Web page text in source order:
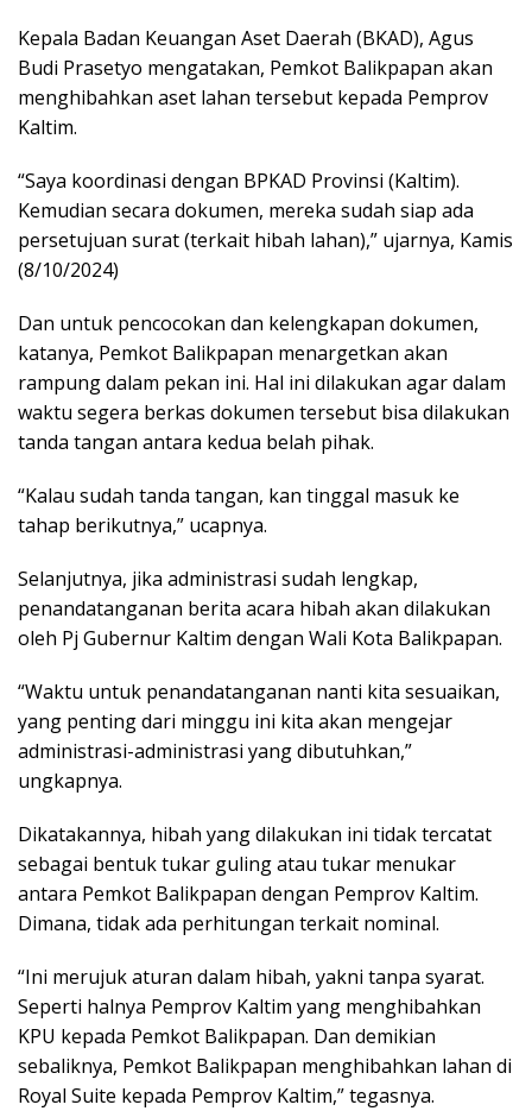
Kepala Badan Keuangan Aset Daerah (BKAD), Agus
Budi Prasetyo mengatakan, Pemkot Balikpapan akan
menghibahkan aset lahan tersebut kepada Pemprov
Kaltim.
“Saya koordinasi dengan BPKAD Provinsi (Kaltim).
Kemudian secara dokumen, mereka sudah siap ada
persetujuan surat (terkait hibah lahan),” ujarnya, Kamis
(8/10/2024)
Dan untuk pencocokan dan kelengkapan dokumen,
katanya, Pemkot Balikpapan menargetkan akan
rampung dalam pekan ini. Hal ini dilakukan agar dalam
waktu segera berkas dokumen tersebut bisa dilakukan
tanda tangan antara kedua belah pihak.
“Kalau sudah tanda tangan, kan tinggal masuk ke
tahap berikutnya,” ucapnya.
Selanjutnya, jika administrasi sudah lengkap,
penandatanganan berita acara hibah akan dilakukan
oleh Pj Gubernur Kaltim dengan Wali Kota Balikpapan.
“Waktu untuk penandatanganan nanti kita sesuaikan,
yang penting dari minggu ini kita akan mengejar
administrasi-administrasi yang dibutuhkan,”
ungkapnya.
Dikatakannya, hibah yang dilakukan ini tidak tercatat
sebagai bentuk tukar guling atau tukar menukar
antara Pemkot Balikpapan dengan Pemprov Kaltim.
Dimana, tidak ada perhitungan terkait nominal.
“Ini merujuk aturan dalam hibah, yakni tanpa syarat.
Seperti halnya Pemprov Kaltim yang menghibahkan
KPU kepada Pemkot Balikpapan. Dan demikian
sebaliknya, Pemkot Balikpapan menghibahkan lahan di
Royal Suite kepada Pemprov Kaltim,” tegasnya.